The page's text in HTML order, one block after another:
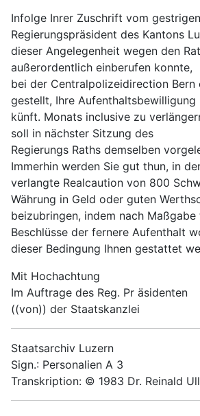
Infolge Inrer Zuschrift vom
Regierungspräsident des Kantons
dieser Angelegenheit wegen den
außerordentlich einberufen konnte,
bei der Centralpolizeidirection Bern
gestellt, Ihre Aufenthaltsbewilligung
künft. Monats inclusive zu
soll in nächster Sitzung des
Regierungs Raths demselben
Immerhin werden Sie gut thun, in
verlangte Realcaution von 800
Währung in Geld oder guten
beizubringen, indem nach Maßgabe
Beschlüsse der fernere Aufenthalt
dieser Bedingung Ihnen gestattet
Mit Hochachtung
Im Auftrage des Reg. Pr äsidenten
((von)) der Staatskanzlei
Staatsarchiv Luzern
Sign.: Personalien A 3
Transkription: © 1983 Dr. Reinald